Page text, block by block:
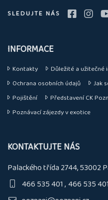
SLEDUJTE NÁS
INFORMACE
Kontakty
Důležité a užitečné
Ochrana osobních údajů
Jak
Pojištění
Představení CK
Poznávací zájezdy v exotice
KONTAKTUJTE NÁS
Palackého třída 2744, 53002
466 535 401 466 535 401